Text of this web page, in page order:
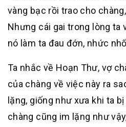
vàng bạc rồi trao cho
Nhưng cái gai trong lòng ta
nó làm ta đau đớn, nhức
Ta nhắc về Hoạn Thư, vợ
của chàng về việc này ra
lặng, giống như xưa khi ta
chàng cũng im lặng như